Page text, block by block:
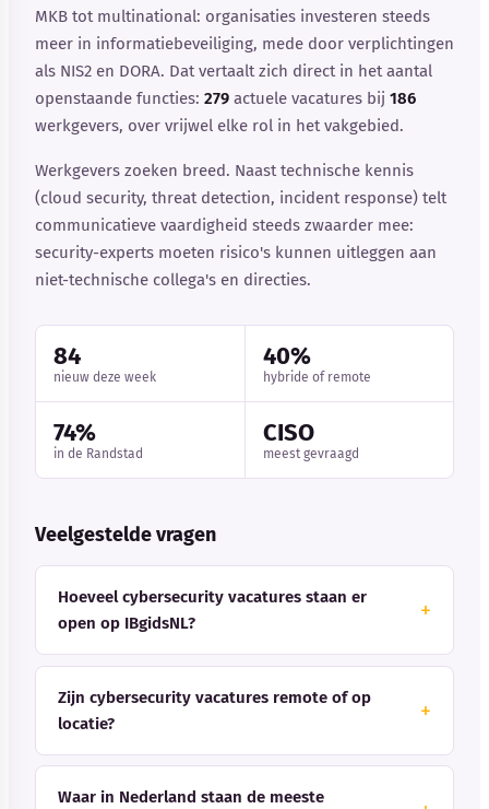
MKB tot multinational: organisaties investeren steeds
meer in informatiebeveiliging, mede door verplichtingen
als NIS2 en DORA. Dat vertaalt zich direct in het aantal
openstaande functies: 279 actuele vacatures bij 186
werkgevers, over vrijwel elke rol in het vakgebied.
Werkgevers zoeken breed. Naast technische kennis
(cloud security, threat detection, incident response) telt
communicatieve vaardigheid steeds zwaarder mee:
security-experts moeten risico's kunnen uitleggen aan
niet-technische collega's en directies.
84
nieuw deze week
40%
hybride of remote
74%
in de Randstad
CISO
meest gevraagd
Veelgestelde vragen
Hoeveel cybersecurity vacatures staan er
open op IBgidsNL?
Zijn cybersecurity vacatures remote of op
locatie?
Waar in Nederland staan de meeste